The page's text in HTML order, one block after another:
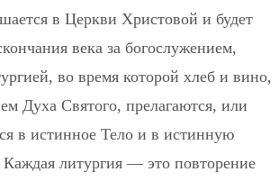
в Церкви Христовой и будет
века за богослужением,
во время которой хлеб и вино,
Духа Святого, прелагаются, или
в истинное Тело и в истинную
литургия — это повторение